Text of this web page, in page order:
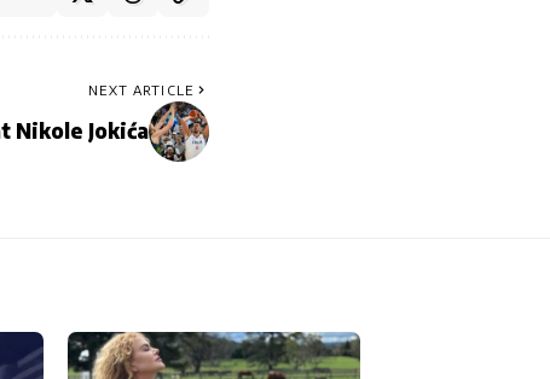
NEXT ARTICLE
Nikole Jokića